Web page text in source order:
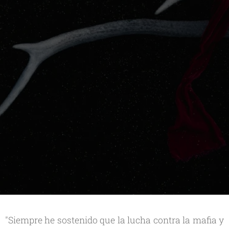
"Siempre he sostenido que la lucha contra la mafia y